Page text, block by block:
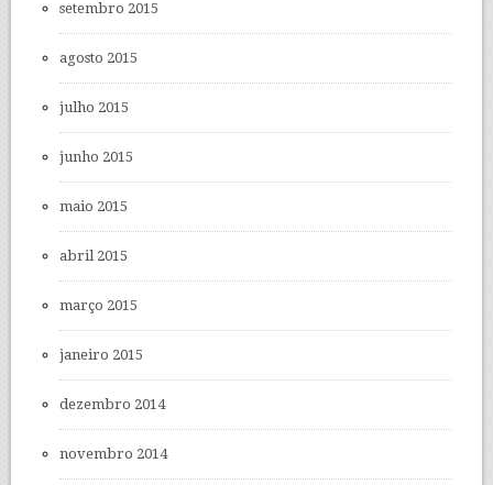
setembro 2015
agosto 2015
julho 2015
junho 2015
maio 2015
abril 2015
março 2015
janeiro 2015
dezembro 2014
novembro 2014